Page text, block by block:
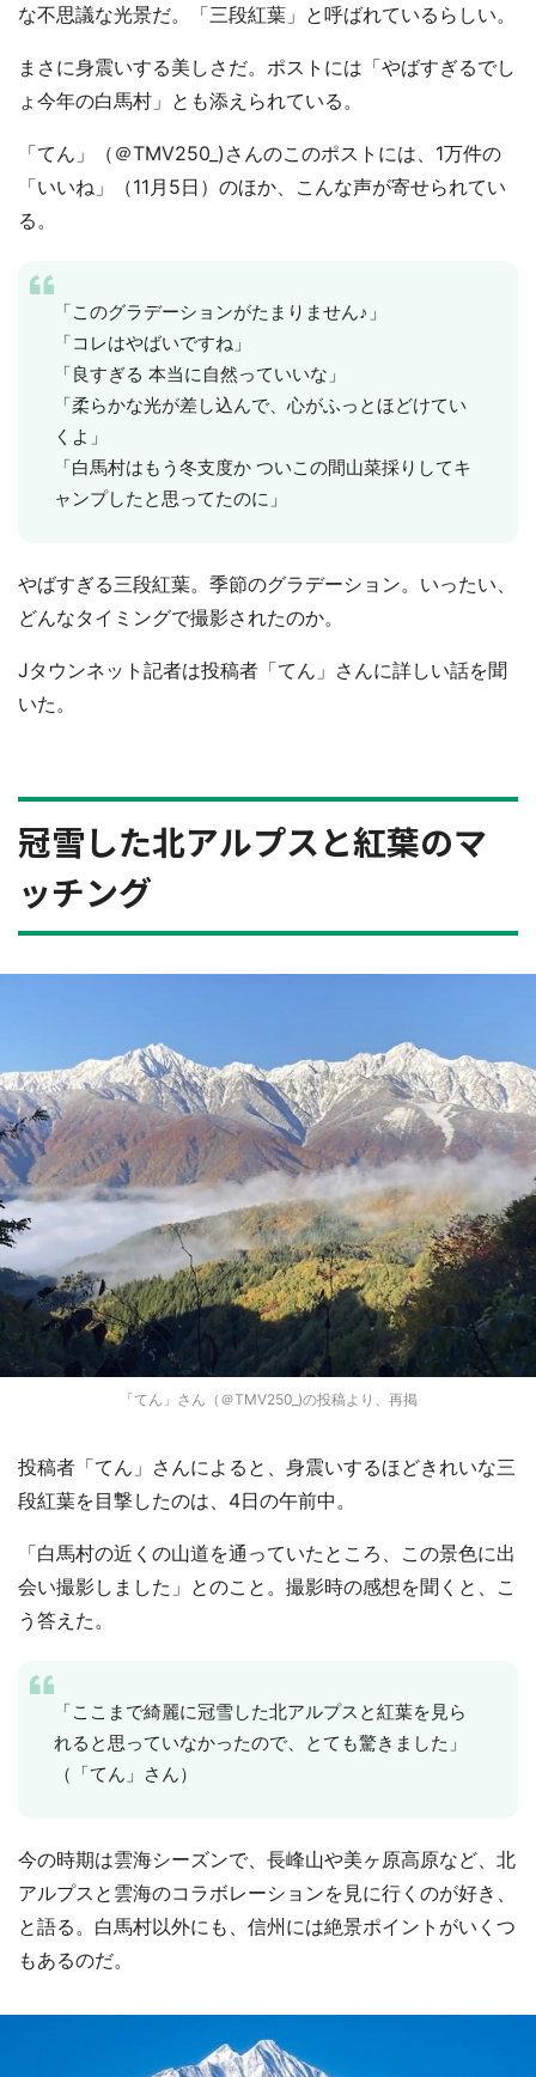
な不思議な光景だ。「三段紅葉」と呼ばれているらしい。
まさに身震いする美しさだ。ポストには「やばすぎるでし
ょ今年の白馬村」とも添えられている。
「てん」（＠TMV250_)さんのこのポストには、1万件の
「いいね」（11月5日）のほか、こんな声が寄せられてい
る。
「このグラデーションがたまりません♪」
「コレはやばいですね」
「良すぎる 本当に自然っていいな」
「柔らかな光が差し込んで、心がふっとほどけてい
くよ」
「白馬村はもう冬支度か ついこの間山菜採りしてキ
ャンプしたと思ってたのに」
やばすぎる三段紅葉。季節のグラデーション。いったい、
どんなタイミングで撮影されたのか。
Jタウンネット記者は投稿者「てん」さんに詳しい話を聞
いた。
冠雪した北アルプスと紅葉のマ
ッチング
「てん」さん（＠TMV250_)の投稿より、再掲
投稿者「てん」さんによると、身震いするほどきれいな三
段紅葉を目撃したのは、4日の午前中。
「白馬村の近くの山道を通っていたところ、この景色に出
会い撮影しました」とのこと。撮影時の感想を聞くと、こ
う答えた。
「ここまで綺麗に冠雪した北アルプスと紅葉を見ら
れると思っていなかったので、とても驚きました」
（「てん」さん）
今の時期は雲海シーズンで、長峰山や美ヶ原高原など、北
アルプスと雲海のコラボレーションを見に行くのが好き、
と語る。白馬村以外にも、信州には絶景ポイントがいくつ
もあるのだ。